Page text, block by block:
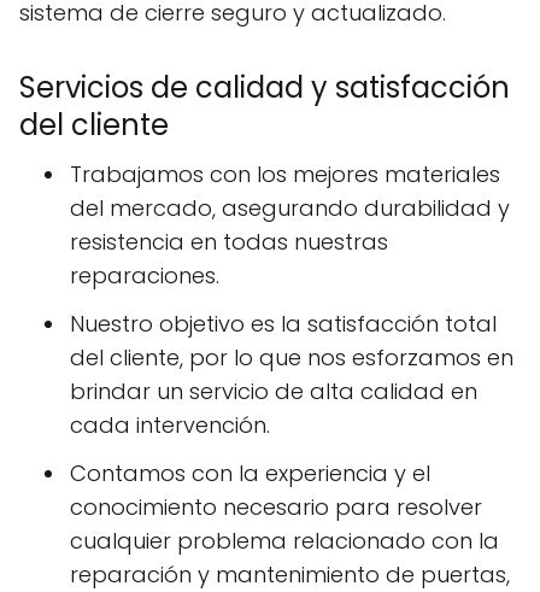
sistema de cierre seguro y actualizado.
Servicios de calidad y satisfacción
del cliente
Trabajamos con los mejores materiales
del mercado, asegurando durabilidad y
resistencia en todas nuestras
reparaciones.
Nuestro objetivo es la satisfacción total
del cliente, por lo que nos esforzamos en
brindar un servicio de alta calidad en
cada intervención.
Contamos con la experiencia y el
conocimiento necesario para resolver
cualquier problema relacionado con la
reparación y mantenimiento de puertas,